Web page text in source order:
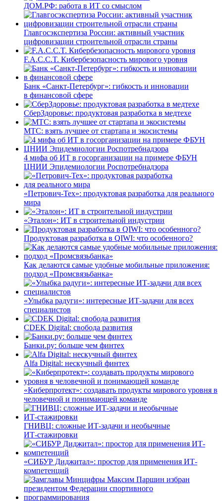
ДОМ.РФ: работа в ИТ со смыслом
Главгосэкспертиза России: активный участник
цифровизации строительной отрасли страны
F.A.C.C.T. Кибербезопасность мирового уровня
Банк «Санкт-Петербург»: гибкость и инновации
в финансовой сфере
СберЗдоровье: продуктовая разработка в медтехе
МТС: взять лучшее от стартапа и экосистемы
4 мифа об ИТ в госорганизации на примере ФБУН
ЦНИИ Эпидемиологии Роспотребнадзора
«Петрович-Тех»: продуктовая разработка для реального
мира
«Эталон»: ИТ в строительной индустрии
Продуктовая разработка в QIWI: что особенного?
Как делаются самые удобные мобильные приложения:
подход «Промсвязьбанка»
«Улыбка радуги»: интересные ИТ-задачи для всех
специалистов
CDEK Digital: свобода развития
Банки.ру: больше чем финтех
Alfa Digital: нескучный финтех
«Киберпротект»: создавать продукты мирового уровня в
человечной и понимающей команде
ГНИВЦ: сложные ИТ‑задачи и необычные
ИТ‑стажировки
«СИБУР Диджитал»: простор для применения ИТ-
компетенций